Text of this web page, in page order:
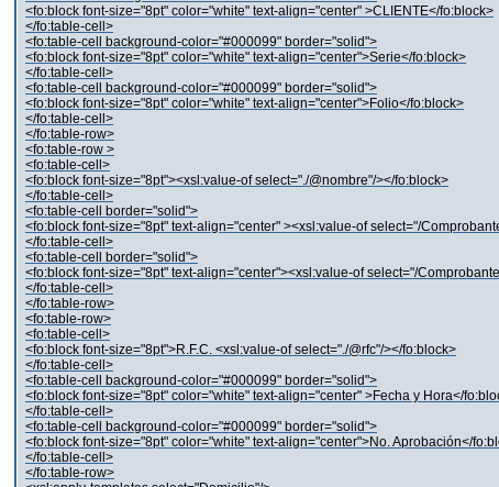
<fo:block font-size="8pt" color="white" text-align="center" >CLIENTE</fo:block>
</fo:table-cell>
<fo:table-cell background-color="#000099" border="solid">
<fo:block font-size="8pt" color="white" text-align="center">Serie</fo:block>
</fo:table-cell>
<fo:table-cell background-color="#000099" border="solid">
<fo:block font-size="8pt" color="white" text-align="center">Folio</fo:block>
</fo:table-cell>
</fo:table-row>
<fo:table-row >
<fo:table-cell>
<fo:block font-size="8pt"><xsl:value-of select="./@nombre"/></fo:block>
</fo:table-cell>
<fo:table-cell border="solid">
<fo:block font-size="8pt" text-align="center" ><xsl:value-of select="/
</fo:table-cell>
<fo:table-cell border="solid">
<fo:block font-size="8pt" text-align="center"><xsl:value-of select="/
</fo:table-cell>
</fo:table-row>
<fo:table-row>
<fo:table-cell>
<fo:block font-size="8pt">R.F.C. <xsl:value-of select="./@rfc"/></fo:block>
</fo:table-cell>
<fo:table-cell background-color="#000099" border="solid">
<fo:block font-size="8pt" color="white" text-align="center" >Fecha y Hora</
</fo:table-cell>
<fo:table-cell background-color="#000099" border="solid">
<fo:block font-size="8pt" color="white" text-align="center">No. Aprobación</
</fo:table-cell>
</fo:table-row>